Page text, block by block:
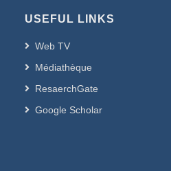
USEFUL LINKS
Web TV
Médiathèque
ResaerchGate
Google Scholar